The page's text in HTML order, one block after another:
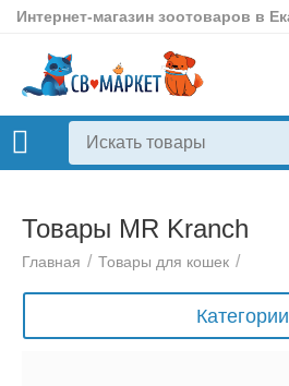
Интернет-магазин зоотоваров в
Товары MR Kranch
Главная / Товары для кошек /
Категории